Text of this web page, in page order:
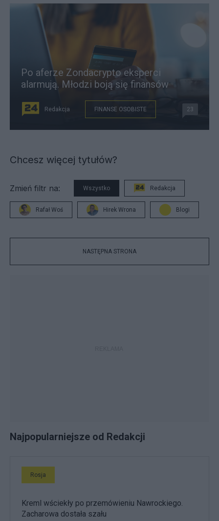
Po aferze Zondacrypto eksperci
alarmują. Młodzi boją się finansów
Redakcja FINANSE OSOBISTE 23
Chcesz więcej tytułów?
Zmień filtr na: Wszystko Redakcja
Rafał Woś Hirek Wrona Blogi
NASTĘPNA STRONA
Najpopularniejsze od Redakcji
Rosja
Kreml wściekły po przemówieniu Nawrockiego.
Zacharowa dostała szału